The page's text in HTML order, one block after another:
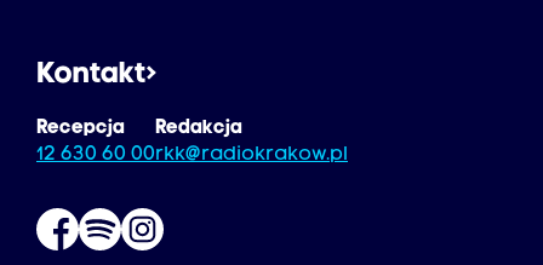
Kontakt
Recepcja
12 630 60 00
Redakcja
rkk@radiokrakow.pl